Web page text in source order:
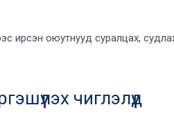
ирсэн оюутнууд суралцах,
чиглэлүүд